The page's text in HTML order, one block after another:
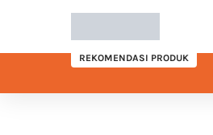
REKOMENDASI PRODUK